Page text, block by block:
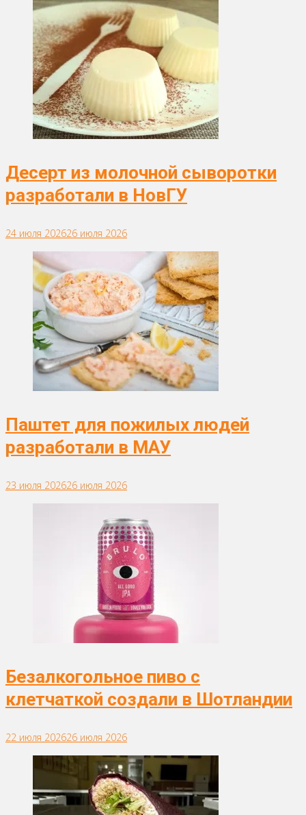
Десерт из молочной сыворотки
разработали в НовГУ
24 июля 202626 июля 2026
Паштет для пожилых людей
разработали в МАУ
23 июля 202626 июля 2026
Безалкогольное пиво с
клетчаткой создали в Шотландии
22 июля 202626 июля 2026